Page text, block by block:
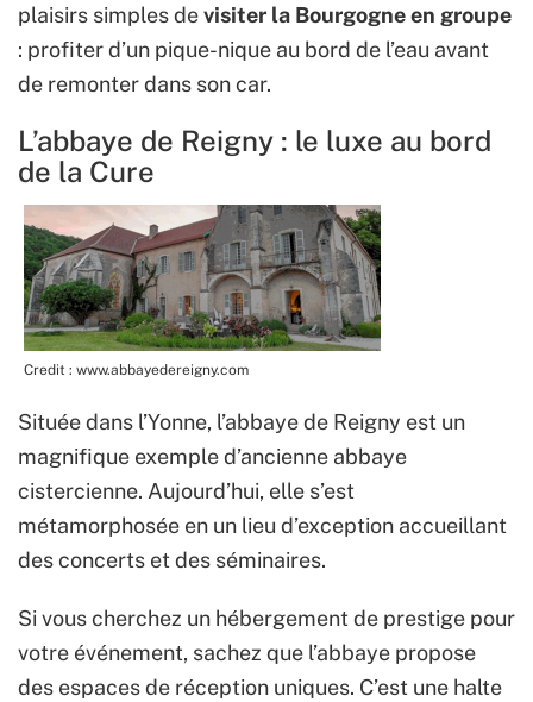
plaisirs simples devisiter la Bourgogne en groupe
: profiter d’un pique-nique au bord de l’eau avant
de remonter dans son car.
L’abbaye de Reigny : le luxe au bord
de la Cure
Credit : www.abbayedereigny.com
Située dans l’Yonne, l’abbaye de Reigny est un
magnifique exemple d’ancienne abbaye
cistercienne. Aujourd’hui, elle s’est
métamorphosée en un lieu d’exception accueillant
des concerts et des séminaires.
Si vous cherchez un hébergement de prestige pour
votre événement, sachez que l’abbaye propose
des espaces de réception uniques. C’est une halte